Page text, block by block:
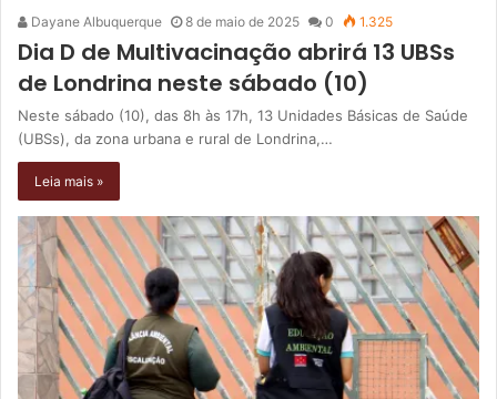
Dayane Albuquerque 8 de maio de 2025 0 1.325
Dia D de Multivacinação abrirá 13 UBSs
de Londrina neste sábado (10)
Neste sábado (10), das 8h às 17h, 13 Unidades Básicas de Saúde
(UBSs), da zona urbana e rural de Londrina,…
Leia mais »